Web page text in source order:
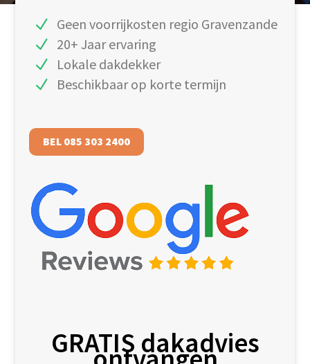
Geen voorrijkosten regio Gravenzande
20+ Jaar ervaring
Lokale dakdekker
Beschikbaar op korte termijn
BEL 085 303 2400
GRATIS dakadvies